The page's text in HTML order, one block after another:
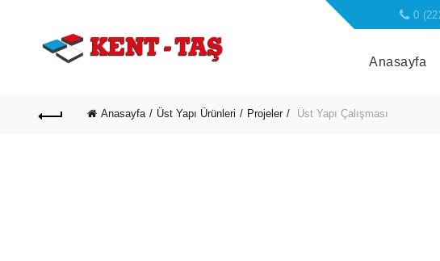
0
Anasayfa
Anasayfa Üst Yapı Ürünleri Projeler Üst Yapı Çalışması